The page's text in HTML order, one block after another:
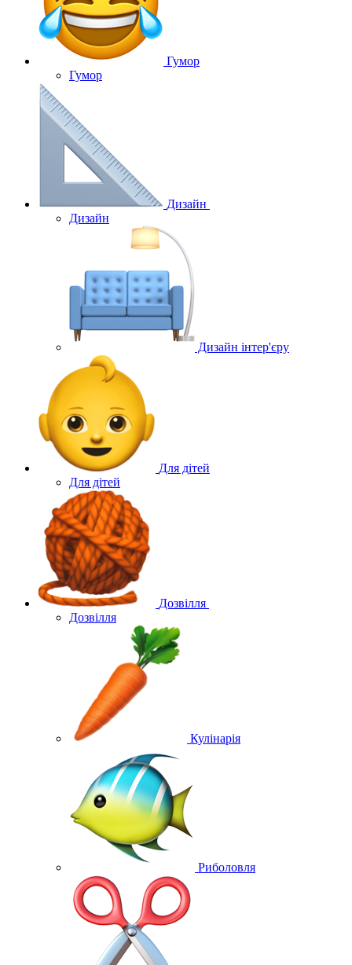
Гумор
Гумор
Дизайн
Дизайн
Дизайн інтер'єру
Для дітей
Для дітей
Дозвілля
Дозвілля
Кулінарія
Риболовля